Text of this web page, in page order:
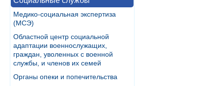
Медико-социальная экспертиза
(МСЭ)
Областной центр социальной
адаптации военнослужащих,
граждан, уволенных с военной
службы, и членов их семей
Органы опеки и попечительства